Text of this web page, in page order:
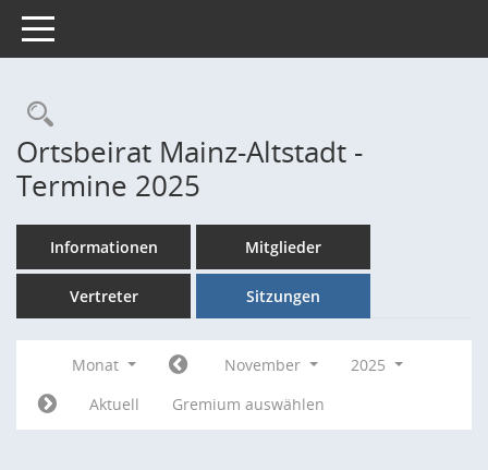
Toggle navigation
Rechercheauswahl
Ortsbeirat Mainz-Altstadt -
Termine 2025
Informationen Mitglieder
Vertreter Sitzungen
Monat November
2025
Aktuell
Gremium auswählen